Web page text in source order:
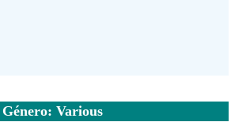
Género: Various